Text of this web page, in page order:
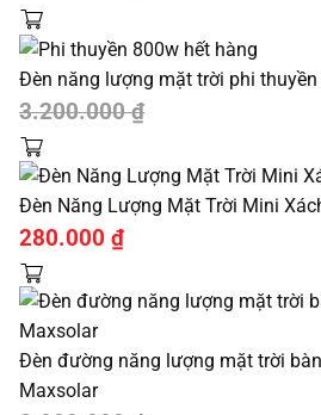
gốc
là:
1.750.000 ₫.
hiện
tại
là:
1.350.000 ₫.
Đèn năng lượng mặt trời phi
3.200.000₫
Giá
gốc
là:
3.200.000 ₫.
Giá
hiện
tại
là:
2.600.000 ₫.
Đèn Năng Lượng Mặt Trời Mini
280.000 ₫
Đèn đường năng lượng mặt trời
Maxsolar